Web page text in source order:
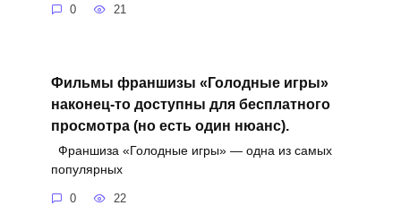
0 21
Фильмы франшизы «Голодные игры»
наконец-то доступны для бесплатного
просмотра (но есть один нюанс).
Франшиза «Голодные игры» — одна из самых
популярных
0 22